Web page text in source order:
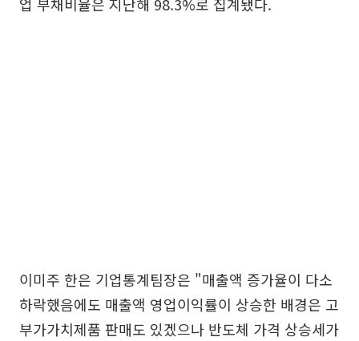
업 부채비율은 지난해 98.3%로 집계됐다.
이미주 한은 기업통계팀장은 "매출액 증가율이 다소
하락했음에도 매출액 영업이익률이 상승한 배경은 고
부가가치제품 판매도 있겠으나 반도체 가격 상승세가